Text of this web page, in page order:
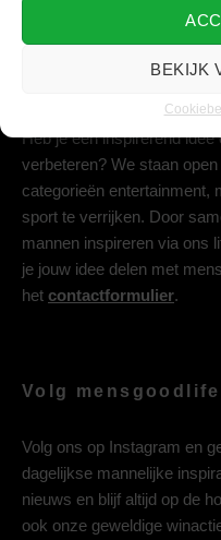
BEKIJK
Heb je een inspirerend
verbeteren? We staan
categorieën entertainment,
sport te verrijken. Door
mannen inspireren via ons
je jouw idee delen met
het contactformulier.
Volg mensgoodlife
Volg ons op Instagram en
dagelijkse mannelijke
nieuws en blijf altijd op de
ook onze geweldige